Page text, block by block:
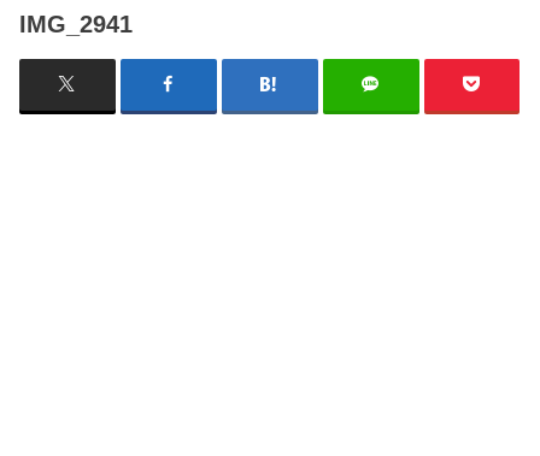
IMG_2941